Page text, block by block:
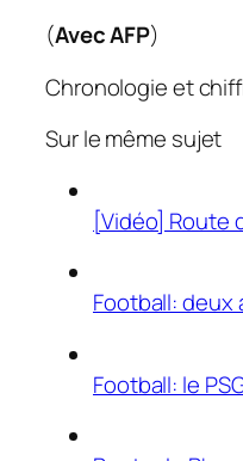
(Avec AFP)
Chronologie et
Sur le même sujet
[Vidéo] Route
Football: deux
Football: le